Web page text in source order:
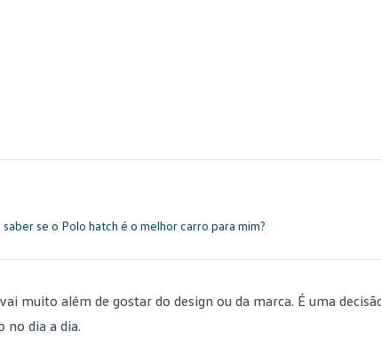
saber se o Polo hatch é o melhor carro para mim?
vai muito além de gostar do design ou da marca. É uma
no dia a dia.